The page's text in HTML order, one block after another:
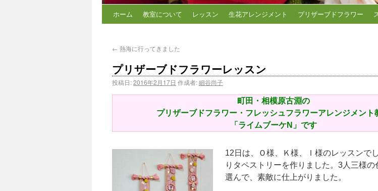
ホーム 教室について レッスン 生花アレンジメント プリザーブドフラワー
← 熱海に行ってきました
プリザーブドフラワーレッスン
投稿日:2016年2月17日 作成者:細谷尚子
町田・相模原古淵の
プリザーブドフラワー・フレッシュフラワーアレンジメント
「ライムブーケN」です
12日は、Ｏ様、Ｋ様、Ｉ様のレッスンで
りタペストリーを作りました。3人三様の
選んで、素敵に仕上がりました。